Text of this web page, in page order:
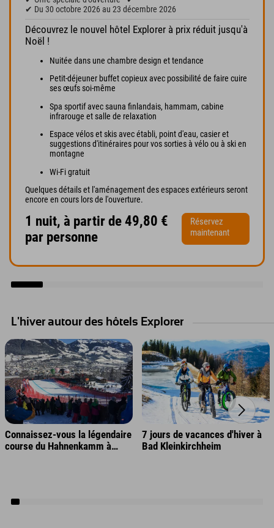
✔ Du 30 octobre 2026 au 23 décembre 2026
Découvrez le nouvel hôtel Explorer à prix réduit jusqu'à
Noël !
Nuitée dans une chambre design et tendance
Petit-déjeuner buffet copieux avec possibilité de faire cuire
ses œufs soi-même
Spa sportif avec sauna finlandais, hammam, cabine
infrarouge et salle de relaxation
Espace vélos et skis avec établi, point d'eau, casier et
suggestions d'itinéraires pour vos sorties à vélo ou à ski en
montagne
Wi-Fi gratuit
Quelques détails et l'aménagement des espaces extérieurs seront
encore en cours lors de l'ouverture.
1 nuit, à partir de 49,80 €
par personne
Réservez
maintenant
L'hiver autour des hôtels Explorer
Connaissez-vous la légendaire
course du Hahnenkamm à
7 jours de vacances d'hiver à
Bad Kleinkirchheim